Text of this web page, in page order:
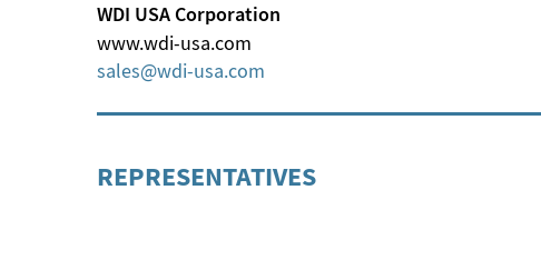
WDI USA Corporation
www.wdi-usa.com
sales
wdi-usa com
REPRESENTATIVES